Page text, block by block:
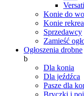
Konie do
Konie
Sprzedawcy
Zamieść
Ogłoszenia drobne
b
Dla konia
Dla jeźdźca
Pasze dla
Bryczki i